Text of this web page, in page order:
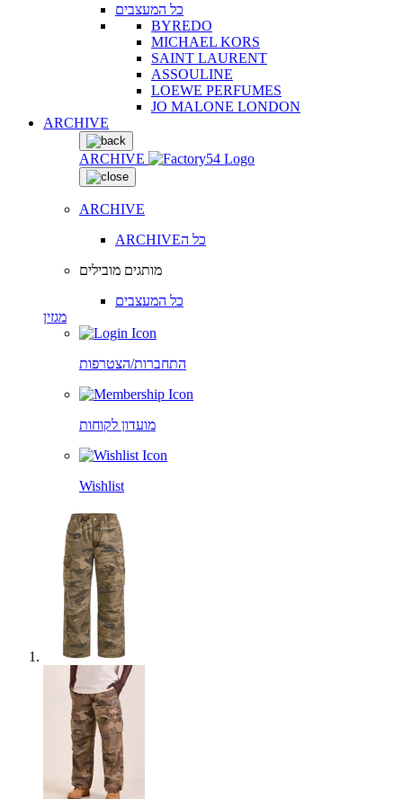
כל המעצבים
BYREDO
MICHAEL KORS
SAINT LAURENT
ASSOULINE
LOEWE PERFUMES
JO MALONE LONDON
ARCHIVE
ARCHIVE
ARCHIVE
ARCHIVEכל ה
מותגים מובילים
כל המעצבים
מגזין
התחברות/הצטרפות
מועדון לקוחות
Wishlist